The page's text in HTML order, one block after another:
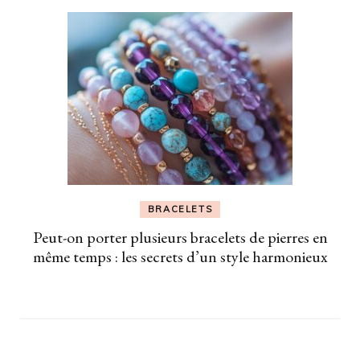
BRACELETS
Peut-on porter plusieurs bracelets de pierres en
même temps : les secrets d’un style harmonieux